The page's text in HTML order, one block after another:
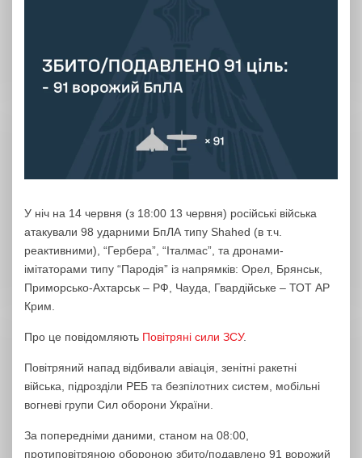
У ніч на 14 червня (з 18:00 13 червня) російські війська
атакували 98 ударними БпЛА типу Shahed (в т.ч.
реактивними), “Гербера”, “Італмас”, та дронами-
імітаторами типу “Пародія” із напрямків: Орел, Брянськ,
Приморсько-Ахтарськ – РФ, Чауда, Гвардійське – ТОТ АР
Крим.
Про це повідомляють Повітряні сили ЗСУ.
Повітряний напад відбивали авіація, зенітні ракетні
війська, підрозділи РЕБ та безпілотних систем, мобільні
вогневі групи Сил оборони України.
За попередніми даними, станом на 08:00,
протиповітряною обороною збито/подавлено 91 ворожий